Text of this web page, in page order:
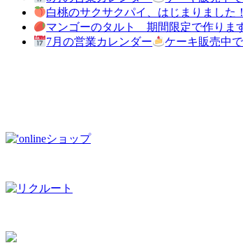
白桃のサクサクパイ、はじまりました
マンゴーのタルト 期間限定で作りま
7月の営業カレンダー
ケーキ販売中